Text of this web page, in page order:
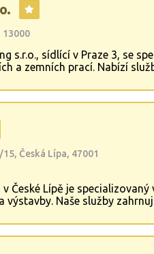
S
13000
s.r.o., sídlící v Praze 3, se
a zemních prací. Nabízí
zajišťuje betonování,
výmalby interiérů.
HEGRA Trading s.r.o.
plotů a oplocení, a to
pro auta, čímž přispívá k
Česká Lípa, 47001
České Lípě je specializovaný
výstavby. Naše služby
dlažby. Věnuje se také
pracím včetně